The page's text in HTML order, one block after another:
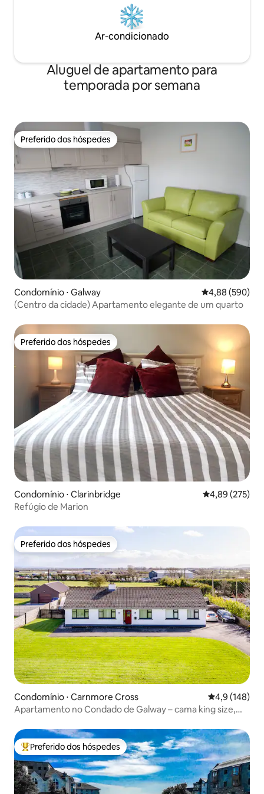
Ar-condicionado
Aluguel de apartamento para
temporada por semana
Preferido dos hóspedes
Preferido dos hóspedes
Condomínio ⋅ Galway 4,88 de uma
4,88 (590)
(Centro da cidade) Apartamento elegante de um quarto
Preferido dos hóspedes
Preferido dos hóspedes
Condomínio ⋅ Clarinbridge 4,89 de uma
4,89 (275)
Refúgio de Marion
Preferido dos hóspedes
Preferido dos hóspedes
Condomínio ⋅ Carnmore Cross 4,9 de uma
4,9 (148)
Apartamento no Condado de Galway – cama king size,
Entre os melhores preferidos dos hóspedes
Preferido dos hóspedes